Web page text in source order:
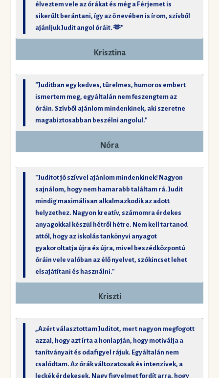
élveztem vele az órákat és még a Férjemet is
sikerült berántani, így az ő nevében is írom, szívből
ajánljuk Judit angol óráit. 🫶"
Krisztina
"Juditban egy kedves, türelmes, humoros embert
ismertem meg, egyáltalán nem feszengtem az
óráin. Szívből ajánlom mindenkinek, aki szeretne
magabiztosabban beszélni angolul."
Nóra
"Juditot jó szívvel ajánlom mindenkinek! Nagyon
sajnálom, hogy nem hamarabb találtam rá. Judit
mindig maximálisan alkalmazkodik az adott
helyzethez. Nagyon kreatív, számomra érdekes
anyagokkal készül hétről hétre. Nem kell tartanod
attól, hogy az iskolás tankönyvi anyagot
gyakoroltatja újra és újra, mivel beszédközpontú
óráin vele valóban az élő nyelvet, szókincset lehet
elsajátítani és használni."
Kriszti
„Azért választottam Juditot, mert nagyon megfogott
azzal, hogy azt írta a honlapján, hogy motiválja a
tanítványait és odafigyel rájuk. Egyáltalán nem
csalódtam. Az órák változatosak és intenzívek, a
leckék érdekesek. Nagy figyelmet fordít arra, hogy